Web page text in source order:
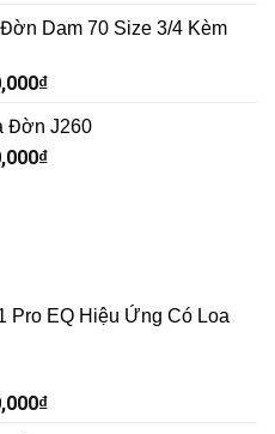
Dam 70 Size 3/4 Kèm
₫
Đờn J260
₫
Pro EQ Hiệu Ứng Có Loa
₫